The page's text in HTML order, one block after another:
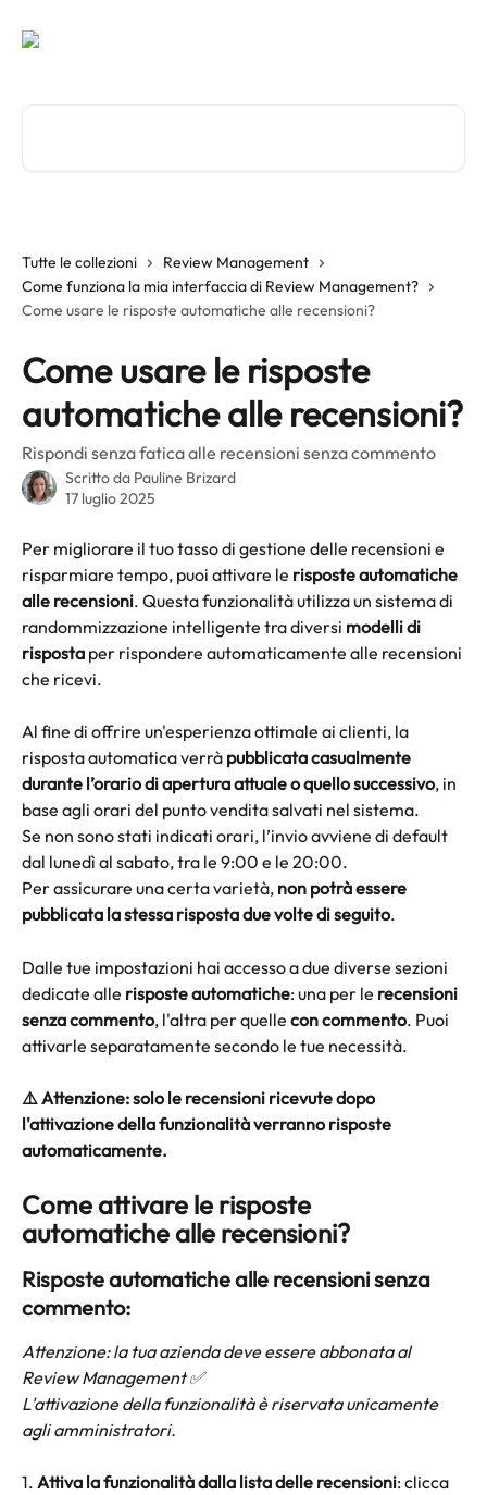
Tutte le collezioni
Review Management
Come funziona la mia interfaccia di Review Management?
Come usare le risposte automatiche alle recensioni?
Come usare le risposte
automatiche alle recensioni?
Rispondi senza fatica alle recensioni senza commento
Scritto da Pauline Brizard
17 luglio 2025
Per migliorare il tuo tasso di gestione delle recensioni e
risparmiare tempo, puoi attivare le risposte automatiche
alle recensioni. Questa funzionalità utilizza un sistema di
randommizzazione intelligente tra diversi modelli di
risposta per rispondere automaticamente alle recensioni
che ricevi.
Al fine di offrire un'esperienza ottimale ai clienti, la
risposta automatica verrà pubblicata casualmente
durante l’orario di apertura attuale o quello successivo, in
base agli orari del punto vendita salvati nel sistema.
Se non sono stati indicati orari, l’invio avviene di default
dal lunedì al sabato, tra le 9:00 e le 20:00.
Per assicurare una certa varietà, non potrà essere
pubblicata la stessa risposta due volte di seguito.
Dalle tue impostazioni hai accesso a due diverse sezioni
dedicate alle risposte automatiche: una per le recensioni
senza commento, l'altra per quelle con commento. Puoi
attivarle separatamente secondo le tue necessità.
⚠️ Attenzione: solo le recensioni ricevute dopo
l'attivazione della funzionalità verranno risposte
automaticamente.
Come attivare le risposte
automatiche alle recensioni?
Risposte automatiche alle recensioni senza
commento:
Attenzione: la tua azienda deve essere abbonata al
Review Management ✅
L'attivazione della funzionalità è riservata unicamente
agli amministratori.
1. Attiva la funzionalità dalla lista delle recensioni: clicca